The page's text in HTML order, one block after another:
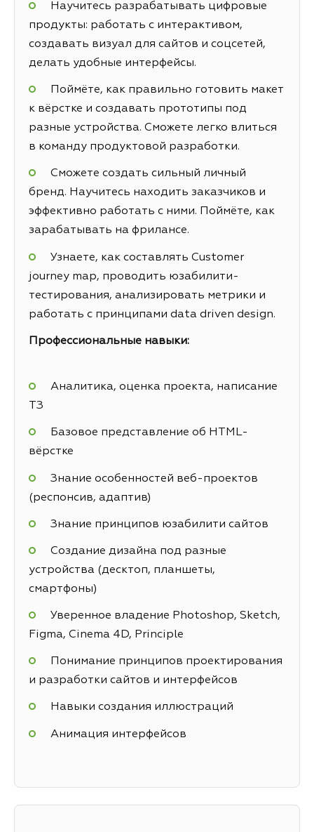
Научитесь разрабатывать цифровые
продукты: работать с интерактивом,
создавать визуал для сайтов и соцсетей,
делать удобные интерфейсы.
Поймёте, как правильно готовить макет
к вёрстке и создавать прототипы под
разные устройства. Сможете легко влиться
в команду продуктовой разработки.
Сможете создать сильный личный
бренд. Научитесь находить заказчиков и
эффективно работать с ними. Поймёте, как
зарабатывать на фрилансе.
Узнаете, как составлять Customer
journey map, проводить юзабилити-
тестирования, анализировать метрики и
работать с принципами data driven design.
Профессиональные навыки:
Аналитика, оценка проекта, написание
ТЗ
Базовое представление об HTML-
вёрстке
Знание особенностей веб-проектов
(респонсив, адаптив)
Знание принципов юзабилити сайтов
Создание дизайна под разные
устройства (десктоп, планшеты,
смартфоны)
Уверенное владение Photoshop, Sketch,
Figma, Cinema 4D, Principle
Понимание принципов проектирования
и разработки сайтов и интерфейсов
Навыки создания иллюстраций
Анимация интерфейсов